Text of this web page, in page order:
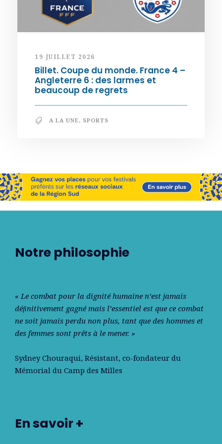
19 JUILLET 2026
Billet. Coupe du monde. France 4 –
Angleterre 6 : des larmes et
beaucoup de regrets
A LA UNE, SPORTS
Notre philosophie
« Le combat pour la dignité humaine n’est jamais
déﬁnitivement gagné mais l’essentiel est que ce combat
ne soit jamais perdu non plus, tant que des hommes et
des femmes sont prêts à le mener. »
Sydney Chouraqui, Résistant, co-fondateur du
Mémorial du Camp des Milles
En savoir +